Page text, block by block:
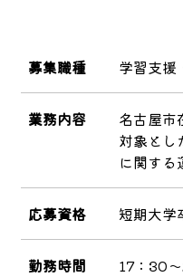
募集職種 学習支援
業務内容
名古屋市
対象とし
に関する
応募資格 短期大学
勤務時間 17：30